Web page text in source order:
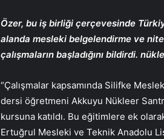
Özer, bu iş birliği çerçevesinde
alanda mesleki belgelendirme ve
çalışmaların başladığını bildirdi.
“Çalışmalar kapsamında Silifke
dersi öğretmeni Akkuyu Nükleer
kursuna katıldı. Bu eğitimlere ek
Ertuğrul Mesleki ve Teknik Anadolu